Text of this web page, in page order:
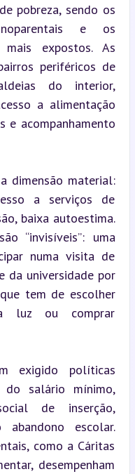
pobreza, sendo os
e os
mais expostos. As
periféricos de
do interior,
a alimentação
e acompanhamento
dimensão material:
a serviços de
baixa autoestima.
“invisíveis”: uma
numa visita de
da universidade por
tem de escolher
luz ou comprar
exigido políticas
do salário mínimo,
de inserção,
escolar.
como a Cáritas
desempenham